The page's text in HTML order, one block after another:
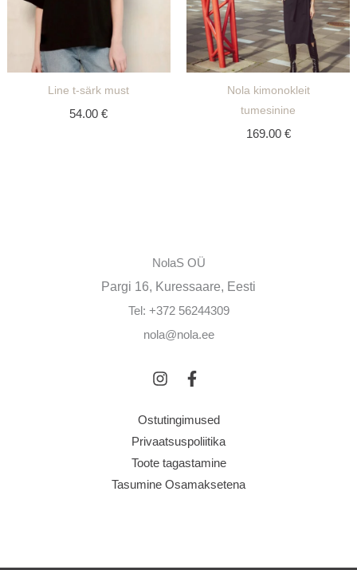
Line t-särk must
54.00€
Nola kimonokleit
tumesinine
169.00 €
NolaS OÜ
Pargi 16, Kuressaare, Eesti
Tel: +372 56244309
nola@nola.ee
Ostutingimused
Privaatsuspoliitika
Toote tagastamine
Tasumine Osamaksetena